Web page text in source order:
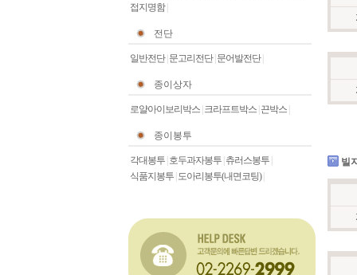
접지명함|
전단
일반전단| 문고리전단| 문어발전단|
종이상자
로얄아이보리박스 크라프트박스 끈박스
종이봉투
각대봉투 호두과자봉투 츄러스봉투
식품지봉투 도아리봉투(내면코팅)|
빌